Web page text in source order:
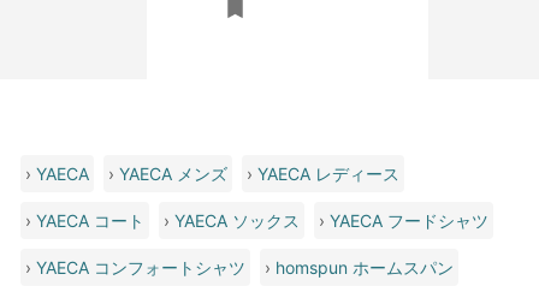
›YAECA ›YAECA メンズ ›YAECA レディース
›YAECA コート ›YAECA ソックス ›YAECA フードシャツ
›YAECA コンフォートシャツ › homspun ホームスパン